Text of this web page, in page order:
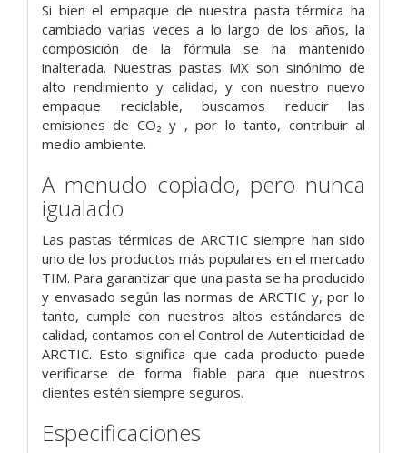
Si bien el empaque de nuestra pasta térmica ha
cambiado varias veces a lo largo de los años, la
composición de la fórmula se ha mantenido
inalterada. Nuestras pastas MX son sinónimo de
alto rendimiento y calidad, y con nuestro nuevo
empaque reciclable, buscamos reducir las
emisiones de CO₂ y , por lo tanto, contribuir al
medio ambiente.
A menudo copiado, pero nunca
igualado
Las pastas térmicas de ARCTIC siempre han sido
uno de los productos más populares en el mercado
TIM. Para garantizar que una pasta se ha producido
y envasado según las normas de ARCTIC y, por lo
tanto, cumple con nuestros altos estándares de
calidad, contamos con el Control de Autenticidad de
ARCTIC. Esto significa que cada producto puede
verificarse de forma fiable para que nuestros
clientes estén siempre seguros.
Especificaciones